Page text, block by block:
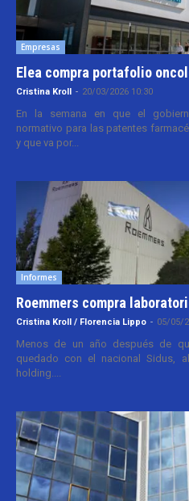
Empresas
Elea compra portafolio
Cristina Kroll - 20/03/2026 10:30
En la semana en que el
normativo para las patentes
y que va por...
Informes
Roemmers compra
Cristina Kroll / Florencia Lippo - 05/05/
Menos de un año después de
quedado con el nacional Sidus,
holding....